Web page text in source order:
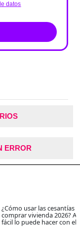
datos
ERROR
¿Cómo usar las cesantías
comprar vivienda 2026?
fácil lo puede hacer con el